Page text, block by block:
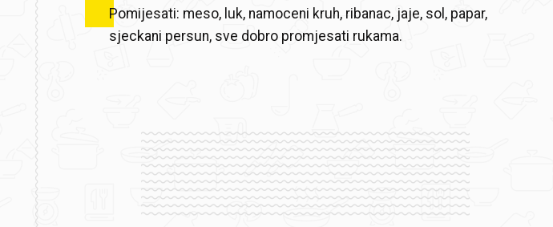
Pomijesati: meso, luk, namoceni kruh, ribanac, jaje, sol, papar,
sjeckani persun, sve dobro promjesati rukama.